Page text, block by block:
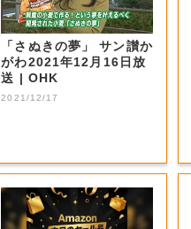
「さぬきの夢」 サン讃か
がわ2021年12月16日放
送 | OHK
2021/12/17